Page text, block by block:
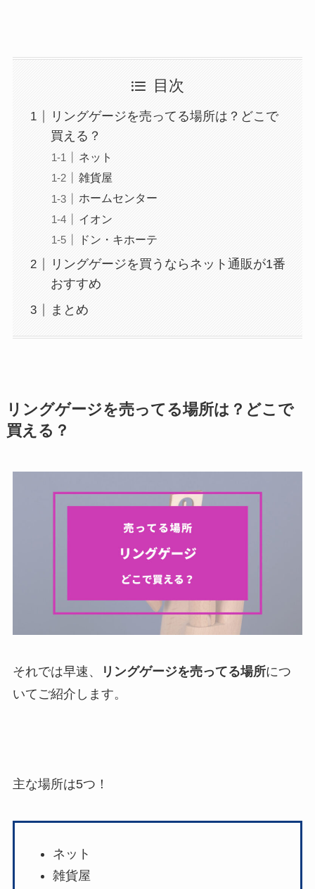
目次
リングゲージを売ってる場所は？どこで
買える？
ネット
雑貨屋
ホームセンター
イオン
ドン・キホーテ
リングゲージを買うならネット通販が1番
おすすめ
まとめ
リングゲージを売ってる場所は？どこで
買える？
それでは早速、 リングゲージを売ってる場所につ
いてご紹介します。
主な場所は5つ！
ネット
雑貨屋